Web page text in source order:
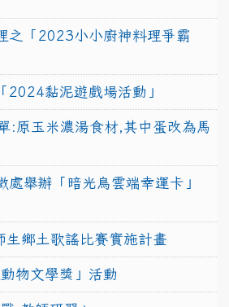
之「2023小小廚神料理爭霸
2024黏泥遊戲場活動」
:原玉米濃湯食材,其中蛋改為馬
處舉辦「暗光鳥雲端幸運卡」
生鄉土歌謠比賽實施計畫
物文學獎」活動